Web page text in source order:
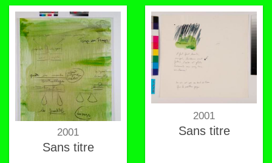
2001
Sans titre
2001
Sans titre